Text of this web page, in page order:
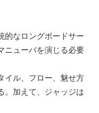
的なロングボードサー
ニューバを演じる必要
イル、フロー、魅せ方
。加えて、ジャッジは